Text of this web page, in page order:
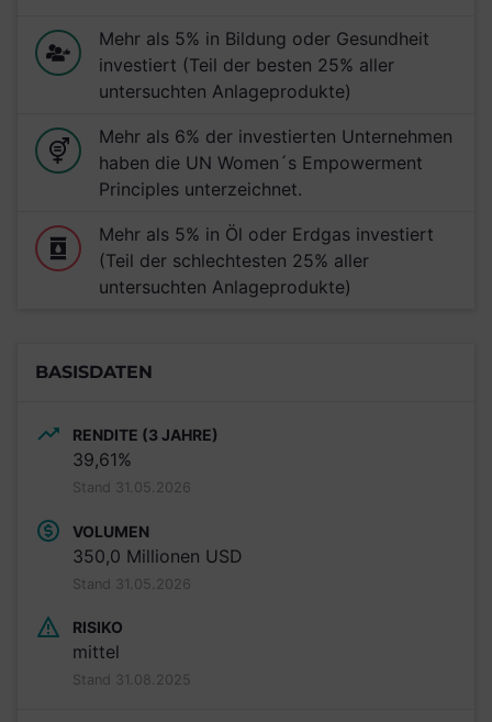
Mehr als 5% in Bildung oder Gesundheit
investiert (Teil der besten 25% aller
untersuchten Anlageprodukte)
Mehr als 6% der investierten Unternehmen
haben die UN Women´s Empowerment
Principles unterzeichnet.
Mehr als 5% in Öl oder Erdgas investiert
(Teil der schlechtesten 25% aller
untersuchten Anlageprodukte)
BASISDATEN
RENDITE (3 JAHRE)
39,61%
Stand 31.05.2026
VOLUMEN
350,0 Millionen USD
Stand 31.05.2026
RISIKO
mittel
Stand 31.08.2025